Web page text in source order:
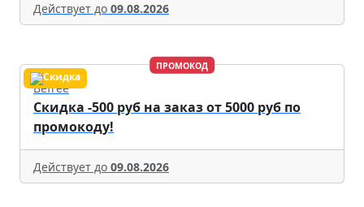
Действует до 09.08.2026
ПРОМОКОД
Befree
Скидка -500 руб на заказ от 5000 руб по
промокоду!
Действует до 09.08.2026